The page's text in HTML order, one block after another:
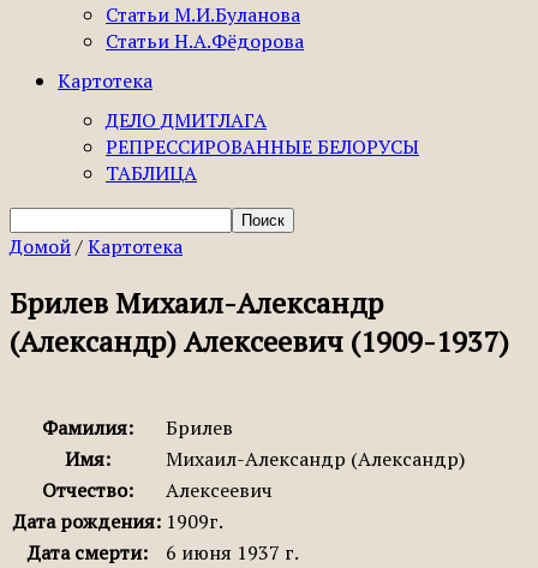
Статьи М.И.Буланова
Статьи Н.А.Фёдорова
Картотека
ДЕЛО ДМИТЛАГА
РЕПРЕССИРОВАННЫЕ БЕЛОРУСЫ
ТАБЛИЦА
Домой/Картотека
Брилев Михаил-Александр
(Александр) Алексеевич (1909-1937)
Фамилия:
Брилев
Имя:
Михаил-Александр (Александр)
Отчество:
Алексеевич
Дата рождения: 1909г.
Дата смерти:
6 июня 1937 г.